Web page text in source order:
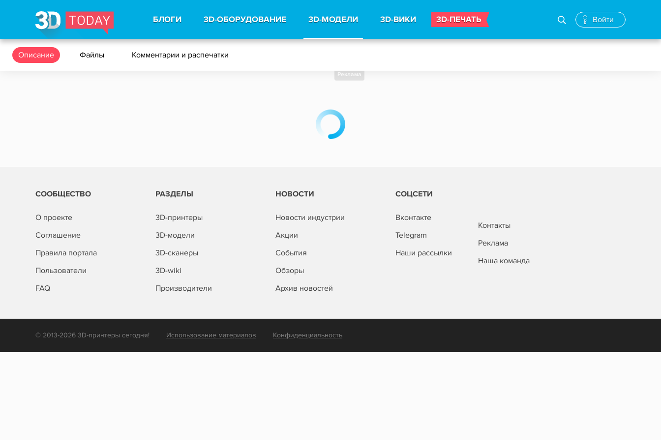
БЛОГИ 3D-ОБОРУДОВАНИЕ 3D-МОДЕЛИ 3D-ВИКИ 3D-ПЕЧАТЬ Войти
Описание Файлы Комментарии и распечатки
Реклама
СООБЩЕСТВО
О проекте
Соглашение
Правила портала
Пользователи
FAQ
РАЗДЕЛЫ
3D-принтеры
3D-модели
3D-сканеры
3D-wiki
Производители
НОВОСТИ
Новости индустрии
Акции
События
Обзоры
Архив новостей
СОЦСЕТИ
Вконтакте
Telegram
Наши рассылки
Контакты
Реклама
Наша команда
© 2013-2026 3D-принтеры сегодня! Использование материалов Конфиденциальность